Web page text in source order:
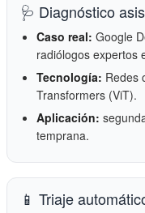
🩺 Diagnóstico
Caso real: Google
radiólogos expertos
Tecnología: Redes
Transformers (ViT).
Aplicación:
temprana.
📱 Triaje